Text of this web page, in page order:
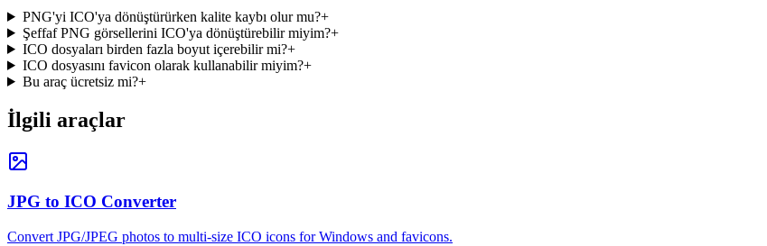
PNG'yi ICO'ya dönüştürürken kalite kaybı olur mu?+
Şeffaf PNG görsellerini ICO'ya dönüştürebilir miyim?+
ICO dosyaları birden fazla boyut içerebilir mi?+
ICO dosyasını favicon olarak kullanabilir miyim?+
Bu araç ücretsiz mi?+
İlgili araçlar
JPG to ICO Converter
Convert JPG/JPEG photos to multi-size ICO icons for Windows and favicons.